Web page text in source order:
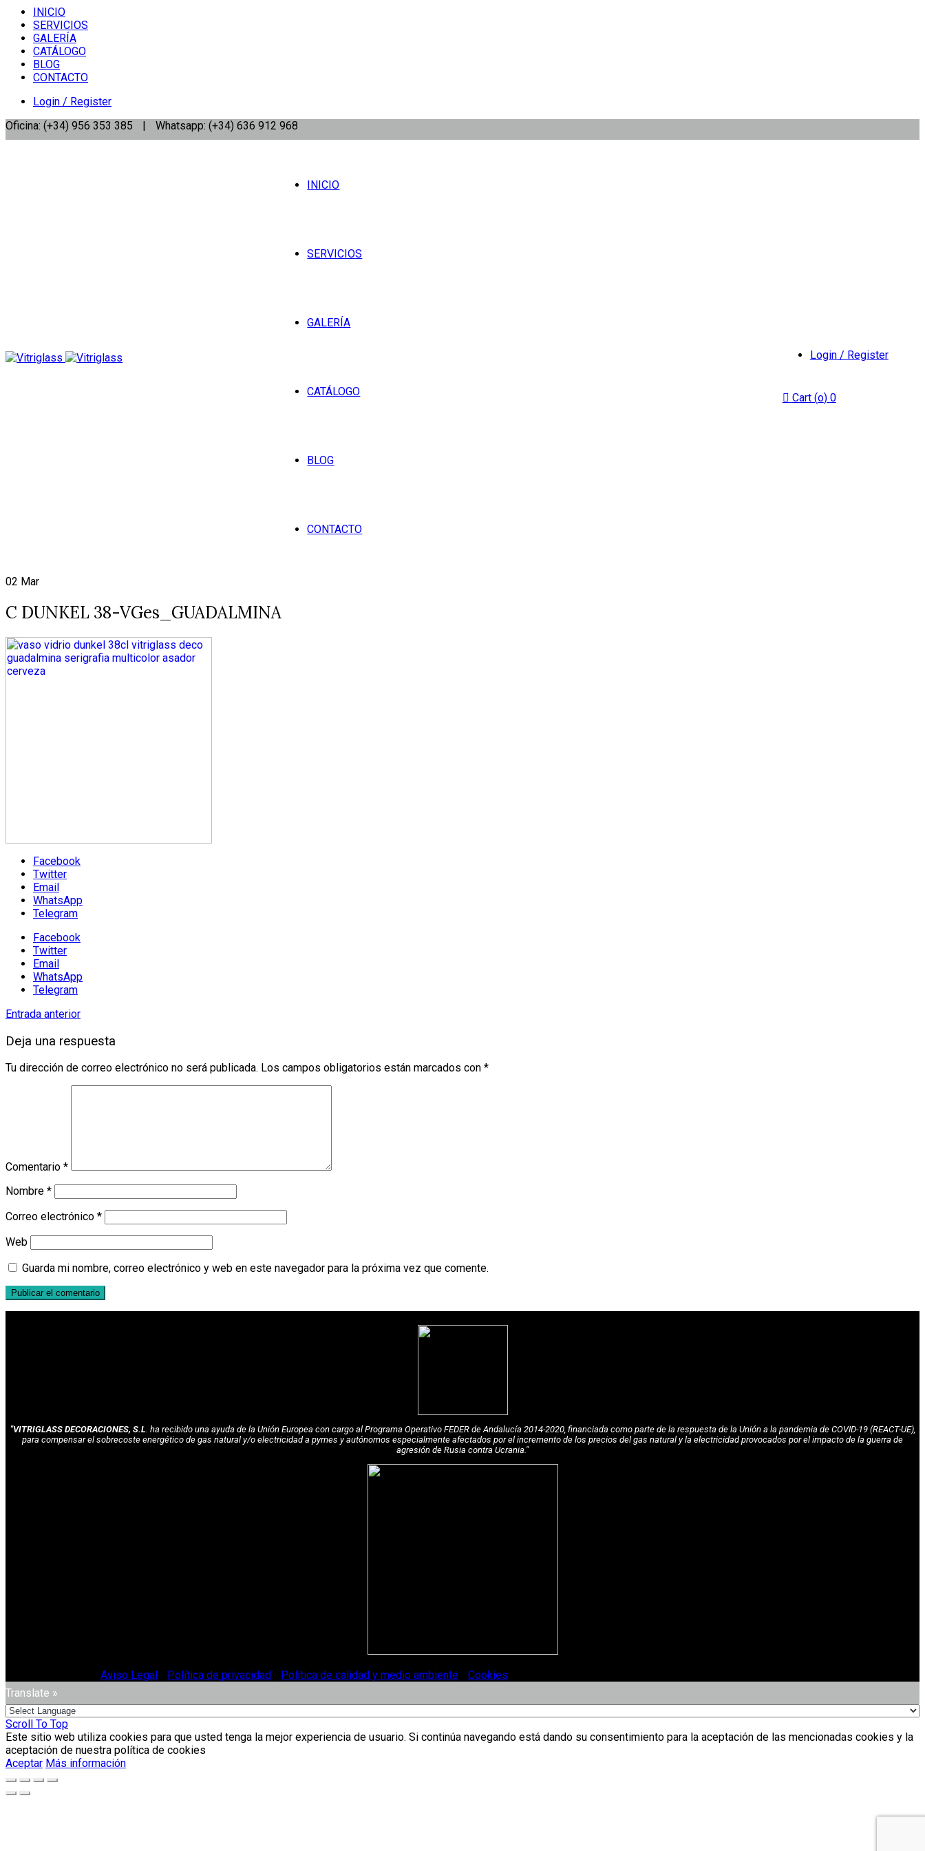
INICIO
SERVICIOS
GALERÍA
CATÁLOGO
BLOG
CONTACTO
Login / Register
Oficina: (+34) 956 353 385
| Whatsapp: (+34) 636 912 968
INICIO
SERVICIOS
GALERÍA
CATÁLOGO
BLOG
CONTACTO
Login / Register
Cart (o) 0
02 Mar
C DUNKEL 38-VGes_GUADALMINA
Facebook
Twitter
Email
WhatsApp
Telegram
Facebook
Twitter
Email
WhatsApp
Telegram
Entrada anterior
Deja una respuesta
Tu dirección de correo electrónico no será publicada. Los campos obligatorios están marcados con *
Comentario *
Nombre *
Correo electrónico *
Web
Guarda mi nombre, correo electrónico y web en este navegador para la próxima vez que comente.
"VITRIGLASS DECORACIONES, S.L. ha recibido una ayuda de la Unión Europea con cargo al Programa Operativo FEDER de Andalucía 2014-2020, financiada como parte de la respuesta de la Unión a la pandemia de COVID-19 (REACT-UE),
para compensar el sobrecoste energético de gas natural y/o electricidad a pymes y autónomos especialmente afectados por el incremento de los precios del gas natural y la electricidad provocados por el impacto de la guerra de
agresión de Rusia contra Ucrania."
Aviso Legal Política de privacidad Política de calidad y medio ambiente Cookies
Translate »
Scroll To Top
Este sitio web utiliza cookies para que usted tenga la mejor experiencia de usuario. Si continúa navegando está dando su consentimiento para la aceptación de las mencionadas cookies y la
aceptación de nuestra política de cookies
Aceptar Más información